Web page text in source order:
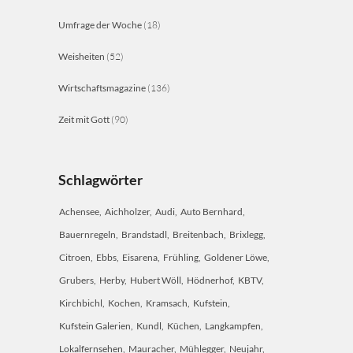
Umfrage der Woche (18)
Weisheiten (52)
Wirtschaftsmagazine (136)
Zeit mit Gott (90)
Schlagwörter
Achensee Aichholzer Audi Auto Bernhard
Bauernregeln Brandstadl Breitenbach Brixlegg
Citroen Ebbs Eisarena Frühling Goldener Löwe
Grubers Herby Hubert Wöll Hödnerhof KBTV
Kirchbichl Kochen Kramsach Kufstein
Kufstein Galerien Kundl Küchen Langkampfen
Lokalfernsehen Mauracher Mühlegger Neujahr